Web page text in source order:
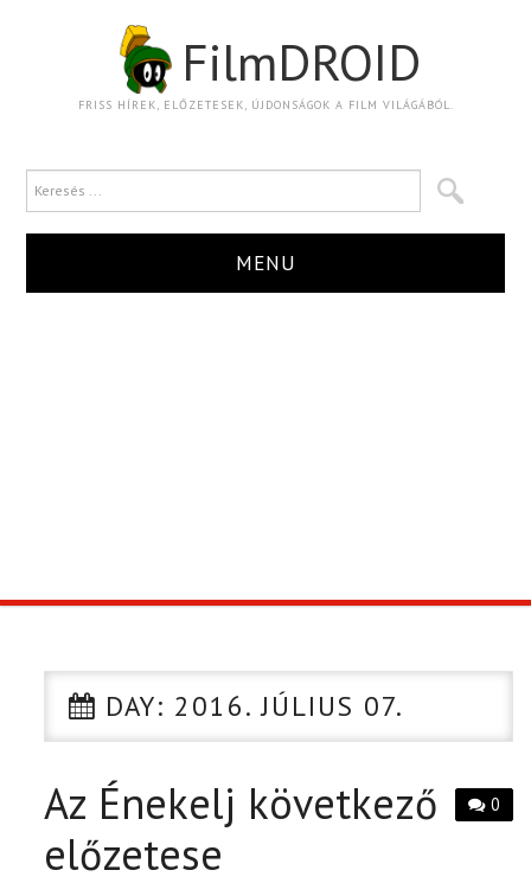
FilmDROID
FRISS HÍREK, ELŐZETESEK, ÚJDONSÁGOK A FILM VILÁGÁBÓL.
MENU
CIKK
PÓLÓ RENDELÉS
DAY: 2016. JÚLIUS 07.
0
Az Énekelj következő
előzetese